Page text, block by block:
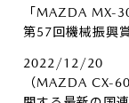
「MAZDA MX-
第57回機械振興
2022/12/20
（MAZDA CX-